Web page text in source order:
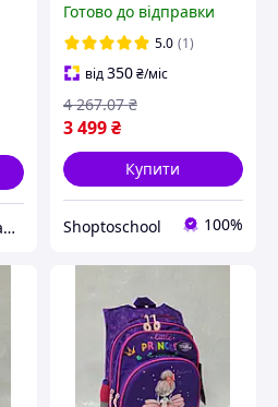
ShoTam? Зайди, побачиш сам!
550223 ортопедичний
для хлопчика
початкової школи та
молодших класів
Готово до відправки
5.0 (1)
від350₴/міс
3 499₴
4 267.07 ₴
Купити
Shoptoschool 100%